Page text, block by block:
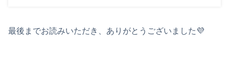
最後までお読みいただき、ありがとうございました💜